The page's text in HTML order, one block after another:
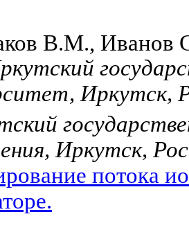
В.М., Иванов
Иркутск,
Иркутск,
потока